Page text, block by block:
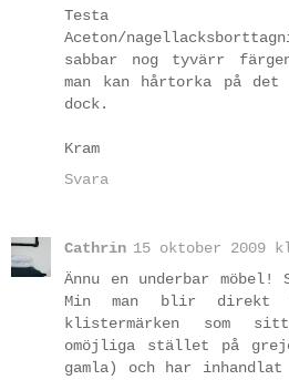
Testa
Aceton/
sabbar nog tyvärr
man kan hårtorka på
dock.
Kram
Svara
Cathrin 15 oktober 2009
Ännu en underbar
Min man blir direkt
klistermärken som
omöjliga stället på
gamla) och har